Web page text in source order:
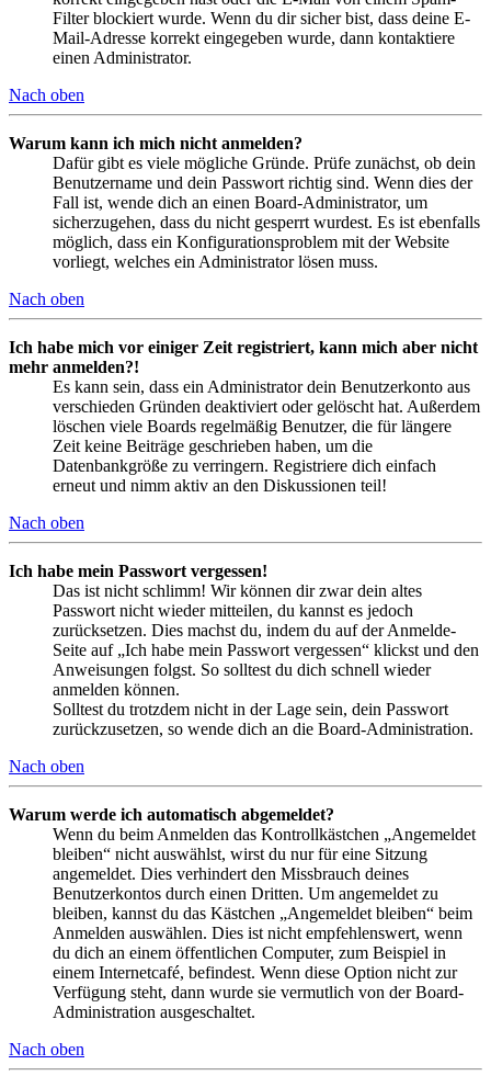
Filter blockiert wurde. Wenn du dir sicher bist, dass deine E-
Mail-Adresse korrekt eingegeben wurde, dann kontaktiere
einen Administrator.
Nach oben
Warum kann ich mich nicht anmelden?
Dafür gibt es viele mögliche Gründe. Prüfe zunächst, ob dein
Benutzername und dein Passwort richtig sind. Wenn dies der
Fall ist, wende dich an einen Board-Administrator, um
sicherzugehen, dass du nicht gesperrt wurdest. Es ist ebenfalls
möglich, dass ein Konfigurationsproblem mit der Website
vorliegt, welches ein Administrator lösen muss.
Nach oben
Ich habe mich vor einiger Zeit registriert, kann mich aber nicht
mehr anmelden?!
Es kann sein, dass ein Administrator dein Benutzerkonto aus
verschieden Gründen deaktiviert oder gelöscht hat. Außerdem
löschen viele Boards regelmäßig Benutzer, die für längere
Zeit keine Beiträge geschrieben haben, um die
Datenbankgröße zu verringern. Registriere dich einfach
erneut und nimm aktiv an den Diskussionen teil!
Nach oben
Ich habe mein Passwort vergessen!
Das ist nicht schlimm! Wir können dir zwar dein altes
Passwort nicht wieder mitteilen, du kannst es jedoch
zurücksetzen. Dies machst du, indem du auf der Anmelde-
Seite auf „Ich habe mein Passwort vergessen“ klickst und den
Anweisungen folgst. So solltest du dich schnell wieder
anmelden können.
Solltest du trotzdem nicht in der Lage sein, dein Passwort
zurückzusetzen, so wende dich an die Board-Administration.
Nach oben
Warum werde ich automatisch abgemeldet?
Wenn du beim Anmelden das Kontrollkästchen „Angemeldet
bleiben“ nicht auswählst, wirst du nur für eine Sitzung
angemeldet. Dies verhindert den Missbrauch deines
Benutzerkontos durch einen Dritten. Um angemeldet zu
bleiben, kannst du das Kästchen „Angemeldet bleiben“ beim
Anmelden auswählen. Dies ist nicht empfehlenswert, wenn
du dich an einem öffentlichen Computer, zum Beispiel in
einem Internetcafé, befindest. Wenn diese Option nicht zur
Verfügung steht, dann wurde sie vermutlich von der Board-
Administration ausgeschaltet.
Nach oben